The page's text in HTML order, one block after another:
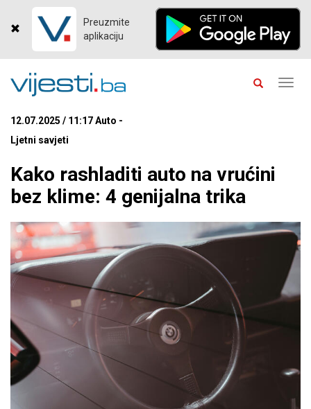
Preuzmite
aplikaciju
12.07.2025 / 11:17 Auto -
Ljetni savjeti
Kako rashladiti auto na vrućini
bez klime: 4 genijalna trika